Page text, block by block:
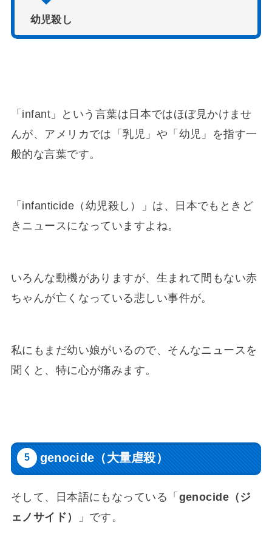
幼児殺し
「infant」という言葉は日本ではほぼ見かけませ
んが、アメリカでは「乳児」や「幼児」を指す一
般的な言葉です。
「infanticide（幼児殺し）」は、日本でもときど
きニュースになっていますよね。
いろんな動機がありますが、生まれて間もない赤
ちゃんが亡くなっている悲しい事件が。
私にもまだ幼い娘がいるので、そんなニュースを
聞くと、特に心が痛みます。
genocide（大量虐殺）
そして、日本語にもなっている「 genocide（ジ
ェノサイド）
」です。